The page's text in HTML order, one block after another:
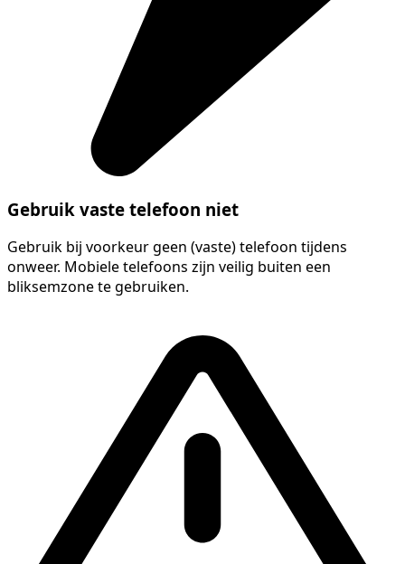
Gebruik vaste telefoon niet
Gebruik bij voorkeur geen (vaste) telefoon tijdens
onweer. Mobiele telefoons zijn veilig buiten een
bliksemzone te gebruiken.